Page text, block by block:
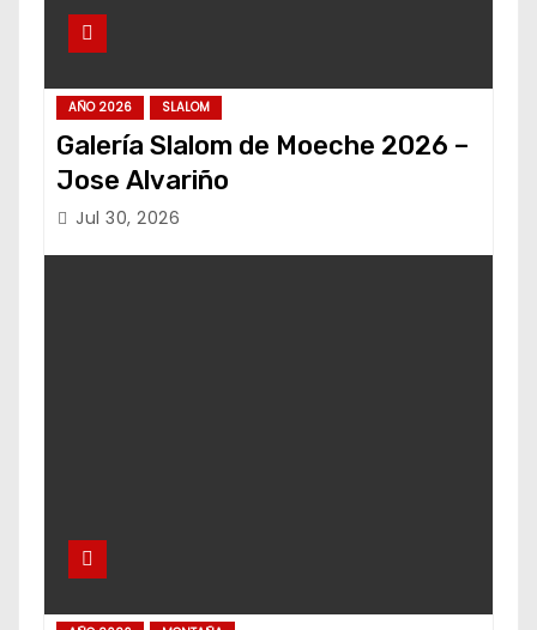
AÑO 2026 SLALOM
Galería Slalom de Moeche 2026 –
Jose Alvariño
Jul 30, 2026